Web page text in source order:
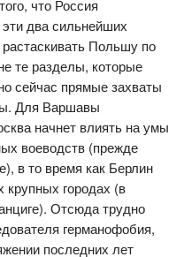
что Россия
эти два сильнейших
растаскивать Польшу по
те разделы, которые
сейчас прямые захваты
Для Варшавы
начнет влиять на умы
воеводств (прежде
в то время как Берлин
городах (в
Отсюда трудно
германофобия,
последних лет